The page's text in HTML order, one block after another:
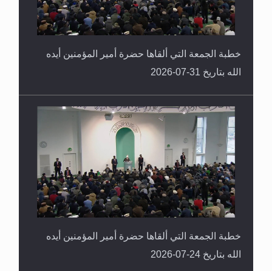
خطبة الجمعة التي ألقاها حضرة أمير المؤمنين أيده
الله بتاريخ 31-07-2026
خطبة الجمعة التي ألقاها حضرة أمير المؤمنين أيده
الله بتاريخ 24-07-2026